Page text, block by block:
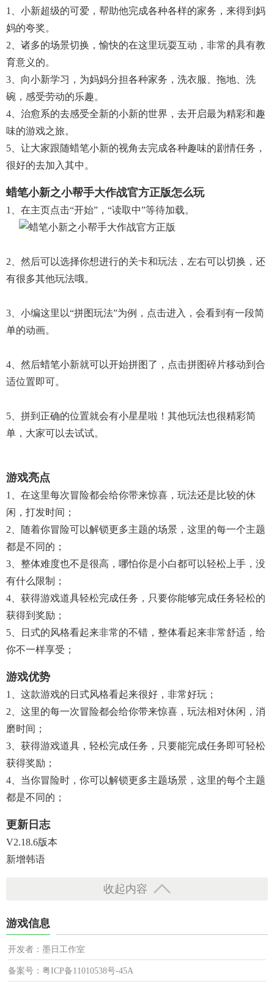
1、小新超级的可爱，帮助他完成各种各样的家务，来得到妈
妈的夸奖。
2、诸多的场景切换，愉快的在这里玩耍互动，非常的具有教
育意义的。
3、向小新学习，为妈妈分担各种家务，洗衣服、拖地、洗
碗，感受劳动的乐趣。
4、治愈系的去感受全新的小新的世界，去开启最为精彩和趣
味的游戏之旅。
5、让大家跟随蜡笔小新的视角去完成各种趣味的剧情任务，
很好的去加入其中。
蜡笔小新之小帮手大作战官方正版怎么玩
1、在主页点击“开始”，“读取中”等待加载。
2、然后可以选择你想进行的关卡和玩法，左右可以切换，还
有很多其他玩法哦。
3、小编这里以“拼图玩法”为例，点击进入，会看到有一段简
单的动画。
4、然后蜡笔小新就可以开始拼图了，点击拼图碎片移动到合
适位置即可。
5、拼到正确的位置就会有小星星啦！其他玩法也很精彩简
单，大家可以去试试。
游戏亮点
1、在这里每次冒险都会给你带来惊喜，玩法还是比较的休
闲，打发时间；
2、随着你冒险可以解锁更多主题的场景，这里的每一个主题
都是不同的；
3、整体难度也不是很高，哪怕你是小白都可以轻松上手，没
有什么限制；
4、获得游戏道具轻松完成任务，只要你能够完成任务轻松的
获得到奖励；
5、日式的风格看起来非常的不错，整体看起来非常舒适，给
你不一样享受；
游戏优势
1、这款游戏的日式风格看起来很好，非常好玩；
2、这里的每一次冒险都会给你带来惊喜，玩法相对休闲，消
磨时间；
3、获得游戏道具，轻松完成任务，只要能完成任务即可轻松
获得奖励；
4、当你冒险时，你可以解锁更多主题场景，这里的每个主题
都是不同的；
更新日志
V2.18.6版本
新增韩语
收起内容
游戏信息
开发者：墨日工作室
备案号：粤ICP备11010538号-45A